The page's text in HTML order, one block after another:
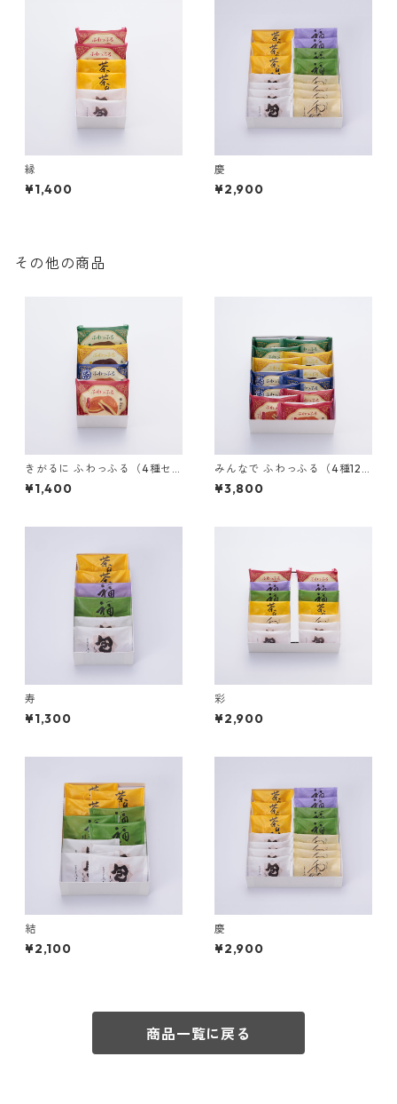
縁
¥1,400
慶
¥2,900
その他の商品
きがるに ふわっふる（4種セ
ット）
¥1,400
みんなで ふわっふる（4種12
個セット）
¥3,800
寿
¥1,300
彩
¥2,900
結
¥2,100
慶
¥2,900
商品一覧に戻る